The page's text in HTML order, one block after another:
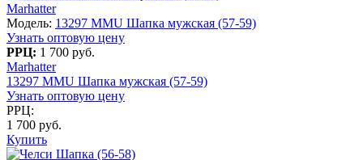
Marhatter
Модель: 13297 MMU Шапка мужская (57-59)
Узнать оптовую цену
РРЦ: 1 700 руб.
Marhatter
13297 MMU Шапка мужская (57-59)
Узнать оптовую цену
РРЦ:
1 700 руб.
Купить